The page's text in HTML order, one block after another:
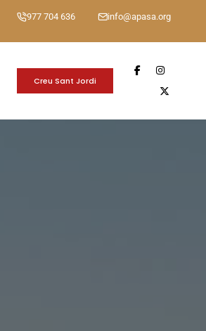
977 704 636 info@apasa.org
Creu Sant Jordi